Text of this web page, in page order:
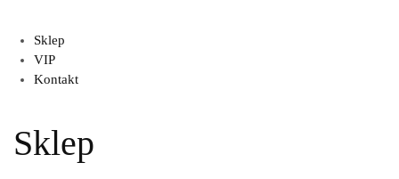
Sklep
VIP
Kontakt
Sklep